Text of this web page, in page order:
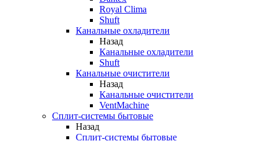
Royal Clima
Shuft
Канальные охладители
Назад
Канальные охладители
Shuft
Канальные очистители
Назад
Канальные очистители
VentMachine
Сплит-системы бытовые
Назад
Сплит-системы бытовые